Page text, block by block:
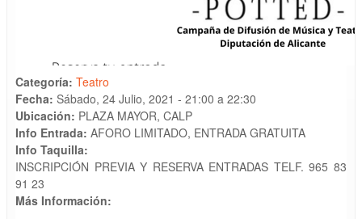
Categoría: Teatro
Fecha: Sábado, 24 Julio, 2021 - 21:00 a 22:30
Ubicación: PLAZA MAYOR, CALP
Info Entrada: AFORO LIMITADO, ENTRADA GRATUITA
Info Taquilla:
INSCRIPCIÓN PREVIA Y RESERVA ENTRADAS TELF. 965 83
91 23
Más Información: